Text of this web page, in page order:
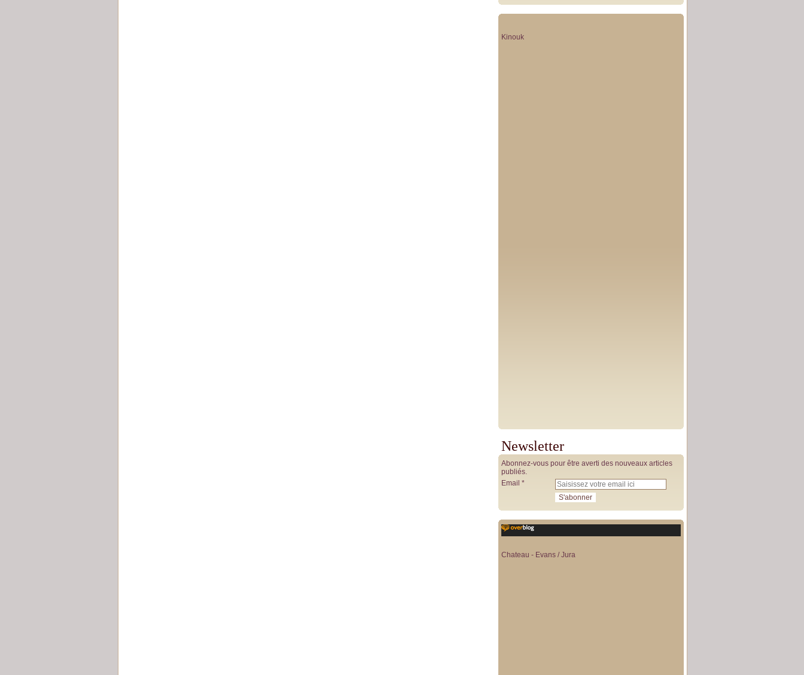
Kinouk
Newsletter
Abonnez-vous pour être averti des nouveaux articles
publiés.
Email
Chateau - Evans / Jura